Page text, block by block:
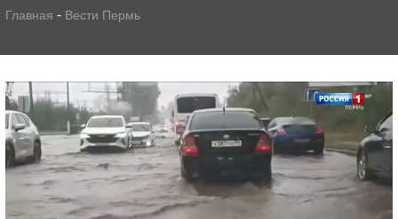
Главная - Вести Пермь